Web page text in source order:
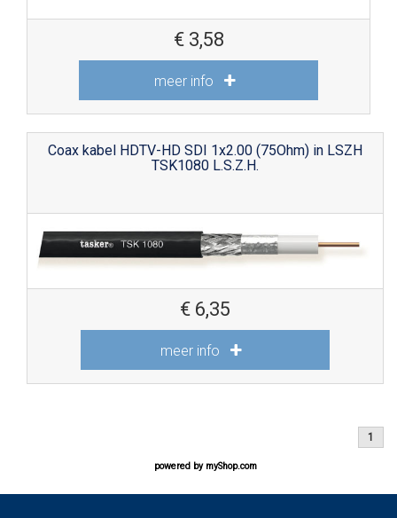
€ 3,58
meer info
Coax kabel HDTV-HD SDI 1x2.00 (75Ohm) in LSZH
TSK1080 L.S.Z.H.
€ 6,35
meer info
1
powered by myShop.com